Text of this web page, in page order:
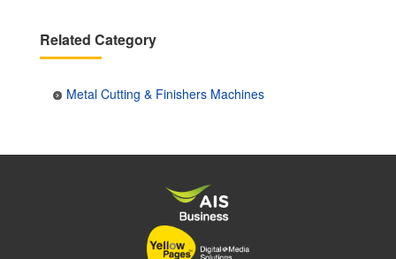
Related Category
Metal Cutting & Finishers Machines